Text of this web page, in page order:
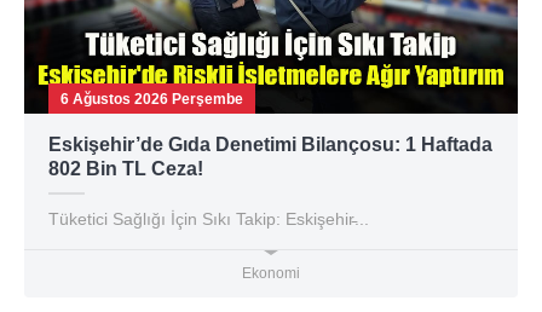
6 Ağustos 2026 Perşembe
Eskişehir’de Gıda Denetimi Bilançosu: 1 Haftada
802 Bin TL Ceza!
Tüketici Sağlığı İçin Sıkı Takip: Eskişehir̵...
Ekonomi